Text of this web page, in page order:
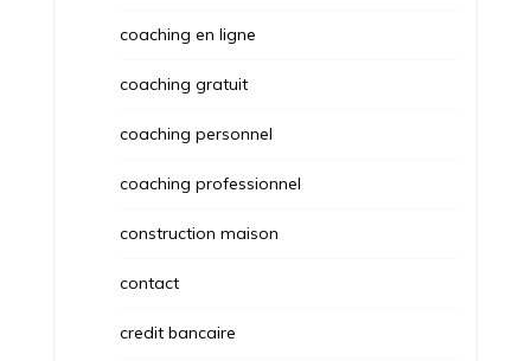
coaching en ligne
coaching gratuit
coaching personnel
coaching professionnel
construction maison
contact
credit bancaire